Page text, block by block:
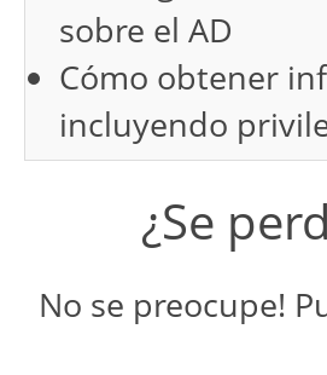
sobre el AD
Cómo obtener
incluyendo
¿Se
No se preocupe!